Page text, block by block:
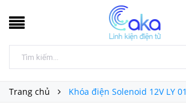
Trang chủ Khóa điện Solenoid 12V LY 01